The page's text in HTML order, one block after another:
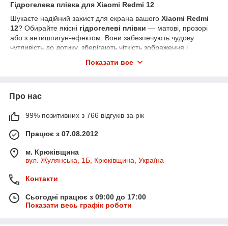
Гідрогелева плівка для Xiaomi Redmi 12
Шукаєте надійний захист для екрана вашого Xiaomi Redmi
12? Обирайте якісні гідрогелеві плівки — матові, прозорі
або з антишпигун-ефектом. Вони забезпечують чудову
чутливість до дотику, зберігають чіткість зображення і
Показати все
Про нас
99% позитивних з 766 відгуків за рік
Працює з 07.08.2012
м. Крюківщина
вул. Жулянська, 1Б, Крюківщина, Україна
Контакти
Сьогодні працює з 09:00 до 17:00
Показати весь графік роботи